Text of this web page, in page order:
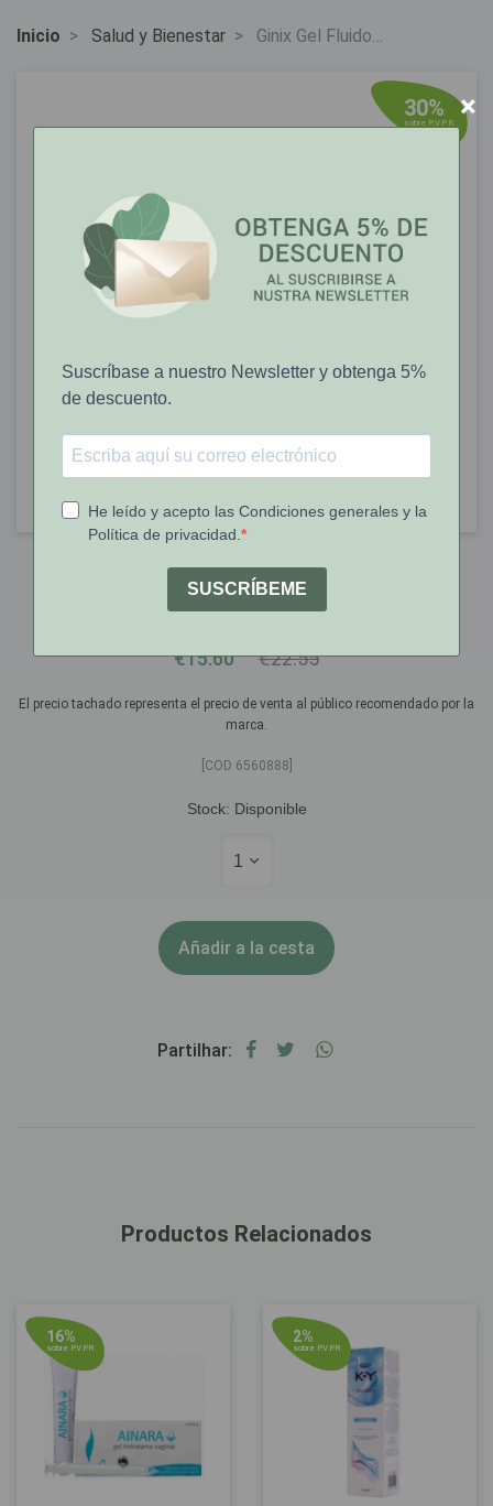
Inicio Salud y Bienestar
30%
sobre P.V.P.R
Ginix Gel Fluido Lubrificante 60 Ml
€15.60 €22.55
El precio tachado representa el precio de venta al público recomendado por la
marca.
[COD 6560888]
Stock: Disponible
1
Añadir a la cesta
Partilhar:
Productos Relacionados
16%
sobre P.V.P.R
2%
sobre P.V.P.R
×